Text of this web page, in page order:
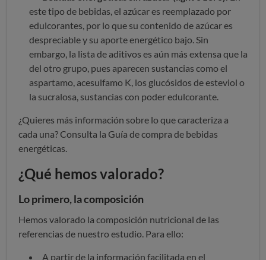
este tipo de bebidas, el azúcar es reemplazado por
edulcorantes, por lo que su contenido de azúcar es
despreciable y su aporte energético bajo. Sin
embargo, la lista de aditivos es aún más extensa que la
del otro grupo, pues aparecen sustancias como el
aspartamo, acesulfamo K, los glucósidos de esteviol o
la sucralosa, sustancias con poder edulcorante.
¿Quieres más información sobre lo que caracteriza a
cada una? Consulta la Guía de compra de bebidas
energéticas.
¿Qué hemos valorado?
Lo primero, la composición
Hemos valorado la composición nutricional de las
referencias de nuestro estudio. Para ello:
A partir de la información facilitada en el